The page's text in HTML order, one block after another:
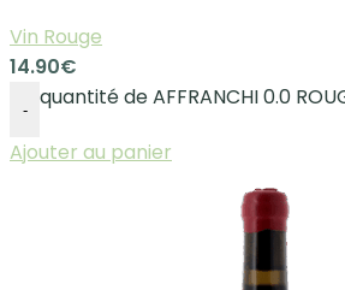
Vin Rouge
14.90€
- quantité de AFFRANCHI 0.0
Ajouter au panier